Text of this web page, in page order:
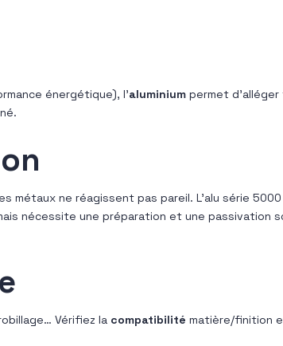
énergétique), l’aluminium permet
métaux ne réagissent pas pareil. L’alu série
nécessite une préparation et une passivation
Vérifiez la compatibilité matière/finition